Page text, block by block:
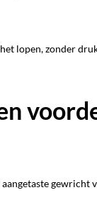
lopen, zonder
gewricht